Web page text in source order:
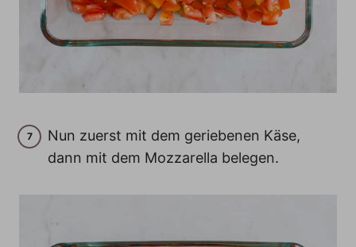
Nun zuerst mit dem geriebenen Käse,
dann mit dem Mozzarella belegen.